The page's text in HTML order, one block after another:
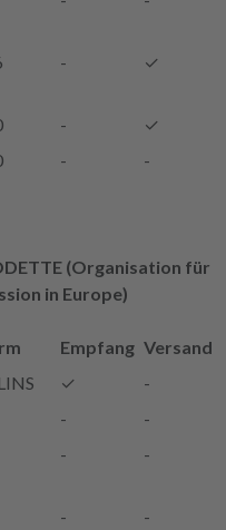
- ✓
-
✓
- -
(Organisation für
in Europe)
Empfang Versand
✓
-
-
-
- -
- -